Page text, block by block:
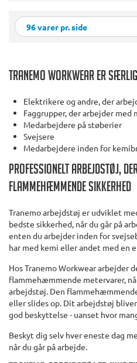
Tranemo Workwear er
Elektrikere og andre, der
Faggrupper, der arbejder
Medarbejdere på støberier
Svejsere
Medarbejdere inden for
Professionelt arbejdstøj,
flammehæmmende sikkerhed
Tranemo arbejdstøj er udviklet
bedste sikkerhed, når du går på
enten du arbejder inden for
har med kemi eller andet med en
Hos Tranemo Workwear arbejder
flammehæmmende metervarer,
arbejdstøj. Den
eller slides op. Dit arbejdstøj
god beskyttelse - uanset hvor
Beskyt dig selv hver eneste dag
når du går på arbejde.